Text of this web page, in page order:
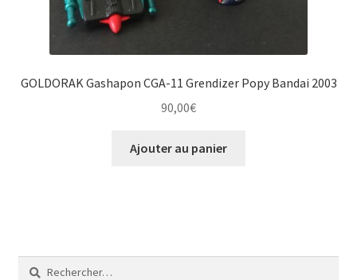
GOLDORAK Gashapon CGA-11 Grendizer Popy Bandai 2003
90,00€
Ajouter au panier
Rechercher :